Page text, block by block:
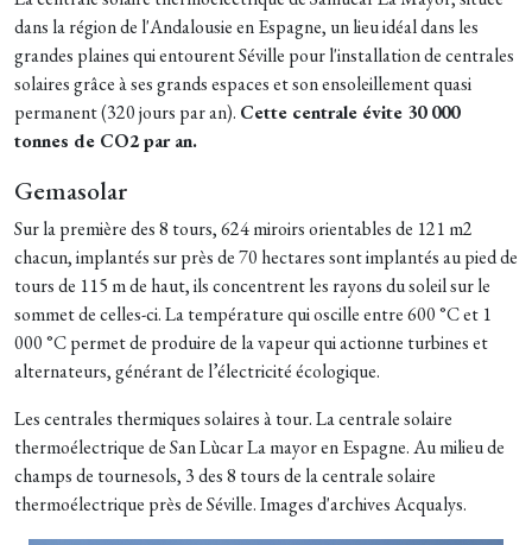
dans la région de l'Andalousie en Espagne, un lieu idéal dans les
grandes plaines qui entourent Séville pour l'installation de centrales
solaires grâce à ses grands espaces et son ensoleillement quasi
permanent (320 jours par an). Cette centrale évite 30 000
tonnes de CO2 par an.
Gemasolar
Sur la première des 8 tours, 624 miroirs orientables de 121 m2
chacun, implantés sur près de 70 hectares sont implantés au pied de
tours de 115 m de haut, ils concentrent les rayons du soleil sur le
sommet de celles-ci. La température qui oscille entre 600 °C et 1
000 °C permet de produire de la vapeur qui actionne turbines et
alternateurs, générant de l’électricité écologique.
Les centrales thermiques solaires à tour. La centrale solaire
thermoélectrique de San Lùcar La mayor en Espagne. Au milieu de
champs de tournesols, 3 des 8 tours de la centrale solaire
thermoélectrique près de Séville. Images d'archives Acqualys.